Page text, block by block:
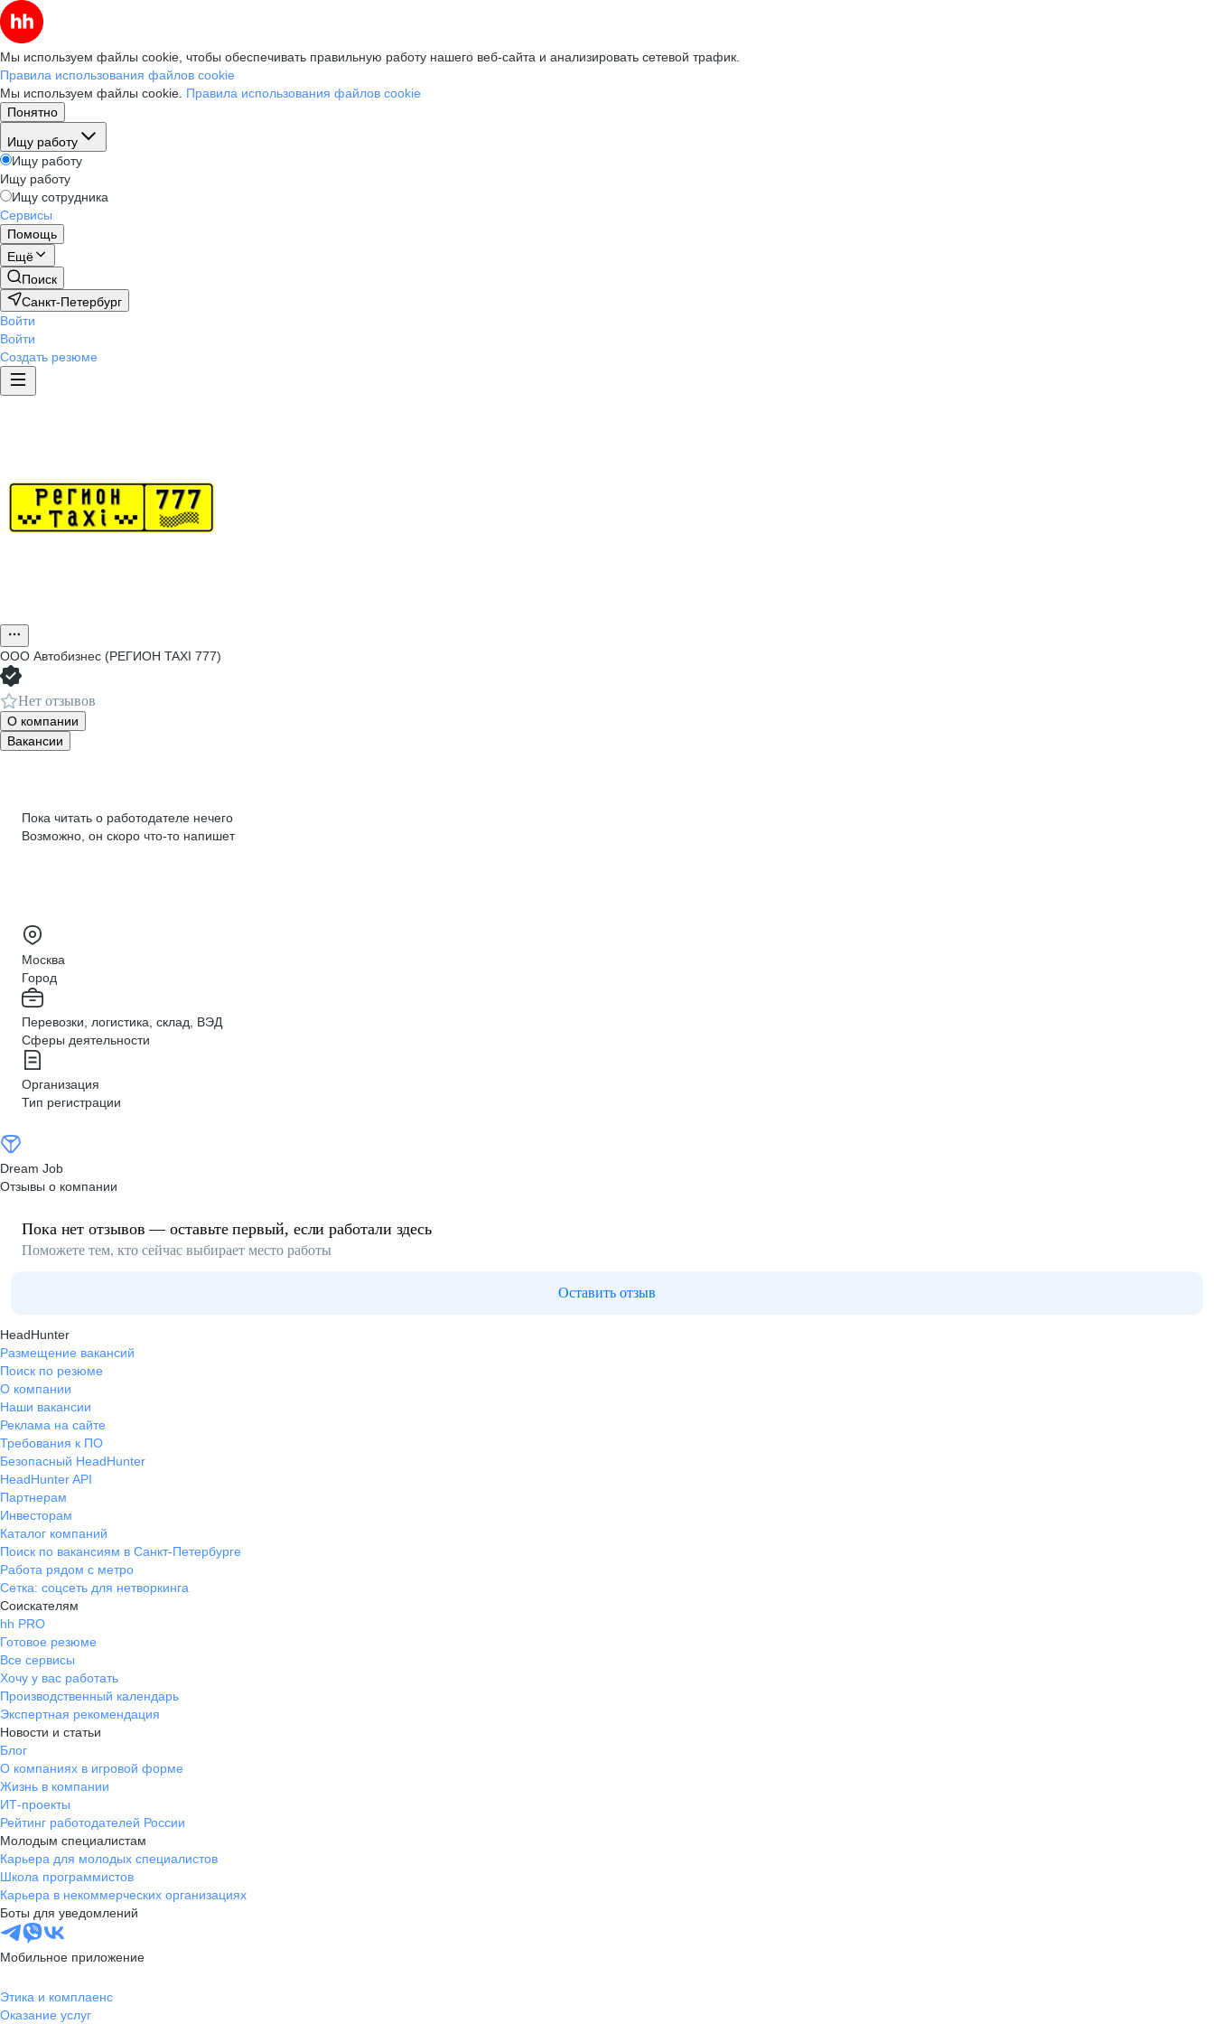
Мы используем файлы cookie, чтобы обеспечивать правильную работу нашего веб-сайта и анализировать сетевой трафик.
Правила использования файлов cookie
Мы используем файлы cookie. Правила использования файлов cookie
Понятно
Ищу работу
Ищу работу
Ищу работу
Ищу сотрудника
Сервисы
Помощь
Ещё
Поиск
Санкт-Петербург
Войти
Войти
Создать резюме
ООО Автобизнес (РЕГИОН TAXI 777)
Нет отзывов
О компании
Вакансии
Пока читать о работодателе нечего
Возможно, он скоро что‑то напишет
Москва
Город
Перевозки, логистика, склад, ВЭД
Сферы деятельности
Организация
Тип регистрации
Dream Job
Отзывы о компании
Пока нет отзывов — оставьте первый, если работали здесь
Поможете тем, кто сейчас выбирает место работы
Оставить отзыв
HeadHunter
Размещение вакансий
Поиск по резюме
О компании
Наши вакансии
Реклама на сайте
Требования к ПО
Безопасный HeadHunter
HeadHunter API
Партнерам
Инвесторам
Каталог компаний
Поиск по вакансиям в Санкт-Петербурге
Работа рядом с метро
Сетка: соцсеть для нетворкинга
Соискателям
hh PRO
Готовое резюме
Все сервисы
Хочу у вас работать
Производственный календарь
Экспертная рекомендация
Новости и статьи
Блог
О компаниях в игровой форме
Жизнь в компании
ИТ-проекты
Рейтинг работодателей России
Молодым специалистам
Карьера для молодых специалистов
Школа программистов
Карьера в некоммерческих организациях
Боты для уведомлений
Мобильное приложение
Этика и комплаенс
Оказание услуг